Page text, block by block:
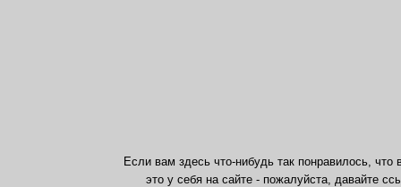
Если вам здесь что-нибудь так понравилось, что
это у себя на сайте - пожалуйста, давайте